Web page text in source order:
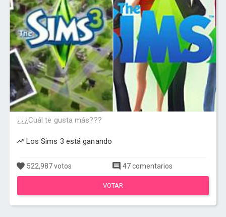
¿¿¿Cuál te gusta más???
Los Sims 3 está ganando
522,987 votos 47 comentarios
VOTAR